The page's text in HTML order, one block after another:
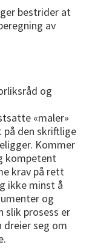
bestrider at
av
og
«maler»
den skriftlige
Kommer
kompetent
krav på rett
ikke minst å
og
slik prosess er
dreier seg om